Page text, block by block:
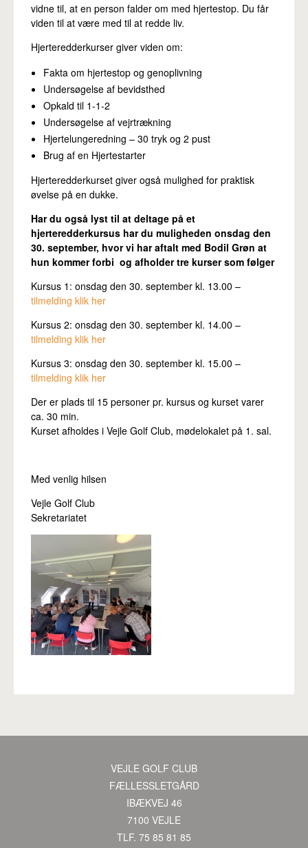
vidne til, at en person falder om med hjertestop.​ Du får
viden til at være med til at redde liv.
Hjerteredderkurser giver viden om:
Fakta om hjertestop og genoplivning
Undersøgelse af bevidsthed
Opkald til 1-1-2
Undersøgelse af vejrtrækning
Hjertelungeredning – 30 tryk og 2 pust
Brug af en Hjertestarter
Hjerteredderkurset giver også mulighed for praktisk
øvelse på en dukke.
Har du også lyst til at deltage på et
hjerteredderkursus har du muligheden onsdag den
30. september, hvor vi har aftalt med Bodil Grøn at
hun kommer forbi og afholder tre kurser som følger
Kursus 1: onsdag den 30. september kl. 13.00 –
tilmelding klik her
Kursus 2: onsdag den 30. september kl. 14.00 –
tilmelding klik her
Kursus 3: onsdag den 30. september kl. 15.00 –
tilmelding klik her
Der er plads til 15 personer pr. kursus og kurset varer
ca. 30 min.
Kurset afholdes i Vejle Golf Club, mødelokalet på 1. sal.
Med venlig hilsen
Vejle Golf Club
Sekretariatet
VEJLE GOLF CLUB
FÆLLESSLETGÅRD
IBÆKVEJ 46
7100 VEJLE
TLF. 75 85 81 85